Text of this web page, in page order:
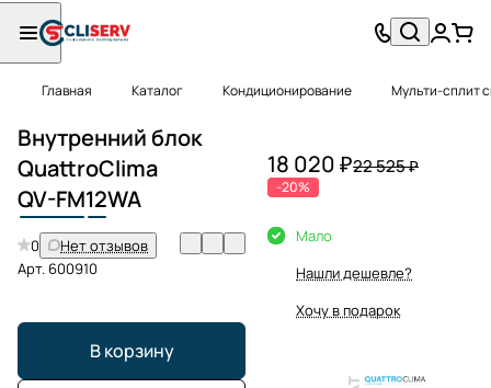
Главная Каталог Кондиционирование Мульти-сплит
Внутренний блок
QuattroClima
QV-FM12WA
0
Нет отзывов
Арт.600910
В корзину
18 020 ₽22 525 ₽
-20%
Мало
Нашли дешевле?
Хочу в подарок